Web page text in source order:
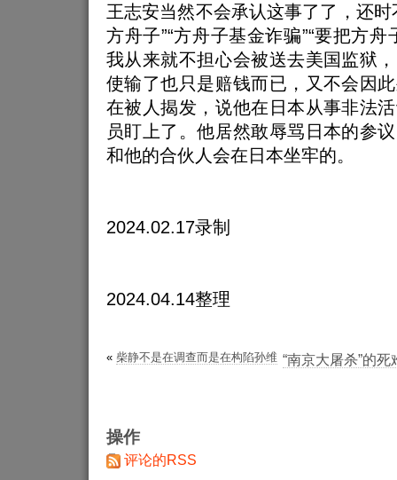
王志安当然不会承认这事了了，还时
方舟子”“方舟子基金诈骗”“要把方
我从来就不担心会被送去美国监狱
使输了也只是赔钱而已，又不会因
在被人揭发，说他在日本从事非法
员盯上了。他居然敢辱骂日本的参
和他的合伙人会在日本坐牢的。
2024.02.17录制
2024.04.14整理
« 柴静不是在调查而是在构陷孙维 “南京大屠杀”的
操作
评论的RSS